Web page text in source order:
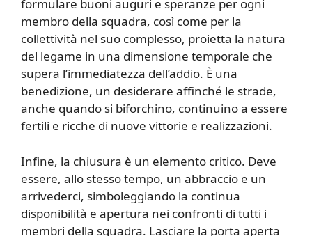
formulare buoni auguri e speranze per ogni
membro della squadra, così come per la
collettività nel suo complesso, proietta la natura
del legame in una dimensione temporale che
supera l’immediatezza dell’addio. È una
benedizione, un desiderare affinché le strade,
anche quando si biforchino, continuino a essere
fertili e ricche di nuove vittorie e realizzazioni.
Infine, la chiusura è un elemento critico. Deve
essere, allo stesso tempo, un abbraccio e un
arrivederci, simboleggiando la continua
disponibilità e apertura nei confronti di tutti i
membri della squadra. Lasciare la porta aperta